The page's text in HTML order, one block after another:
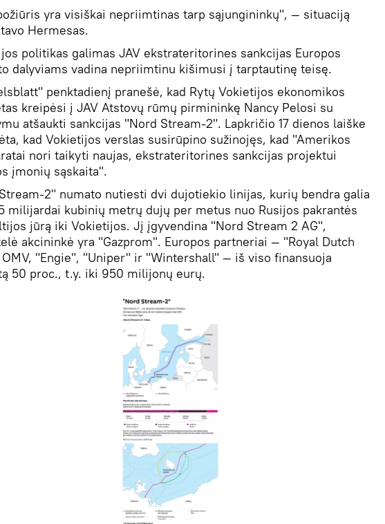
yra visiškai nepriimtinas tarp sąjungininkų", — situaciją
Hermesas.
politikas galimas JAV ekstrateritorines sankcijas Europos
dalyviams vadina nepriimtinu kišimusi į tarptautinę teisę.
penktadienį pranešė, kad Rytų Vokietijos ekonomikos
kreipėsi į JAV Atstovų rūmų pirmininkę Nancy Pelosi su
atšaukti sankcijas "Nord Stream-2". Lapkričio 17 dienos laiške
kad Vokietijos verslas susirūpino sužinojęs, kad "Amerikos
nori taikyti naujas, ekstrateritorines sankcijas projektui
įmonių sąskaita".
2" numato nutiesti dvi dujotiekio linijas, kurių bendra galia
milijardai kubinių metrų dujų per metus nuo Rusijos pakrantės
jūrą iki Vokietijos. Jį įgyvendina "Nord Stream 2 AG",
akcininkė yra "Gazprom". Europos partneriai — "Royal Dutch
"Engie", "Uniper" ir "Wintershall" — iš viso finansuoja
50 proc., t.y. iki 950 milijonų eurų.